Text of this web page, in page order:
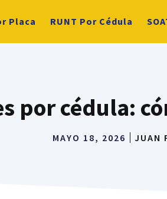
Placa RUNT Por Cédula
por cédula:
MAYO 18, 2026 JUAN